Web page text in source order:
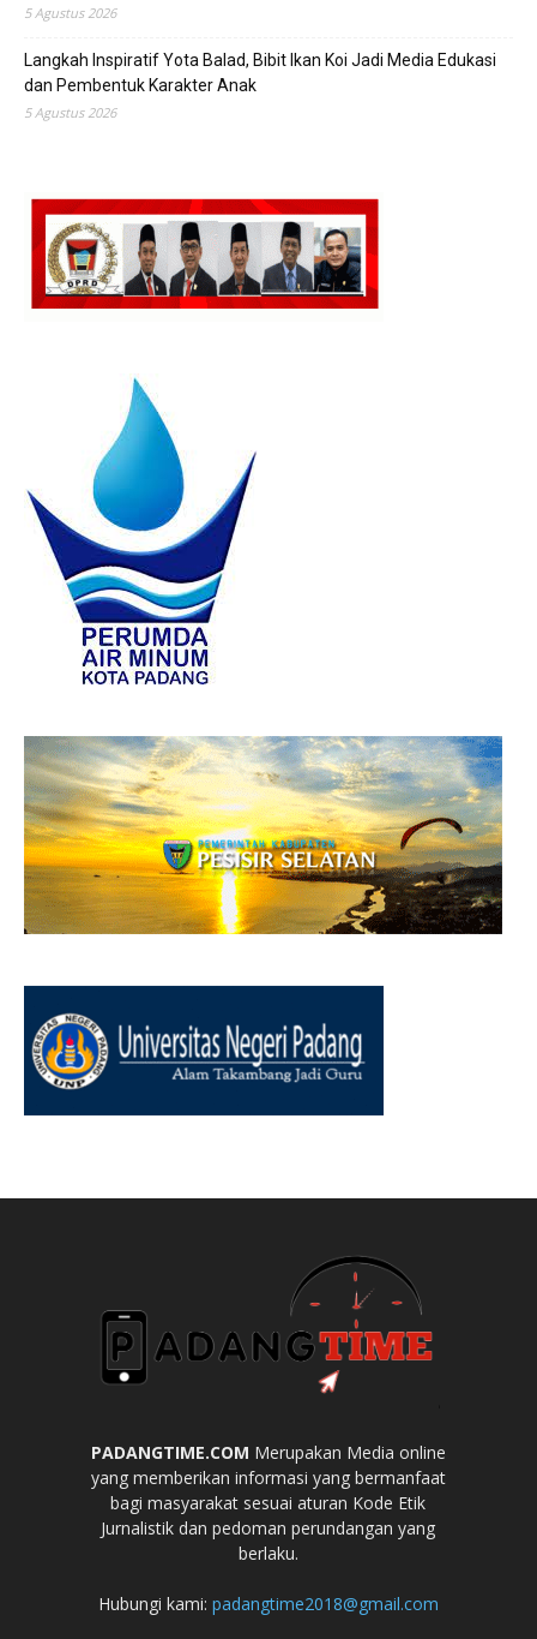
5 Agustus 2026
Langkah Inspiratif Yota Balad, Bibit Ikan Koi Jadi Media Edukasi
dan Pembentuk Karakter Anak
5 Agustus 2026
PADANGTIME.COM Merupakan Media online
yang memberikan informasi yang bermanfaat
bagi masyarakat sesuai aturan Kode Etik
Jurnalistik dan pedoman perundangan yang
berlaku.
Hubungi kami: padangtime2018@gmail.com